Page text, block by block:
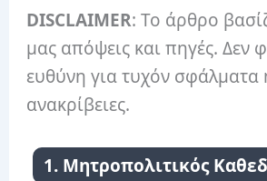
DISCLAIMER: Το άρθρο
μας απόψεις και πηγές. Δεν
ευθύνη για τυχόν σφάλματα
ανακρίβειες.
1. Μητροπολιτικός